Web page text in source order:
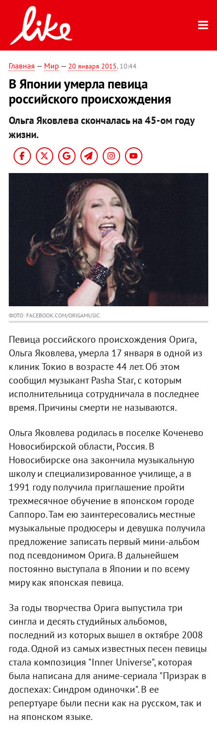
Главная — Мир — 20 января 2015, 10:44
В Японии умерла певица
российского происхождения
Ольга Яковлева скончалась на 45-ом году
жизни.
ФОТО: FACEBOOK.COM/ORIGAMUSIC
Певица российского происхождения Орига,
Ольга Яковлева, умерла 17 января в одной из
клиник Токио в возрасте 44 лет. Об этом
сообщил музыкант Pasha Star, с которым
исполнительница сотрудничала в последнее
время. Причины смерти не называются.
Ольга Яковлева родилась в поселке Коченево
Новосибирской области, Россия. В
Новосибирске она закончила музыкальную
школу и специализированное училище, а в
1991 году получила приглашение пройти
трехмесячное обучение в японском городе
Саппоро. Там ею заинтересовались местные
музыкальные продюсеры и девушка получила
предложение записать первый мини-альбом
под псевдонимом Орига. В дальнейшем
постоянно выступала в Японии и по всему
миру как японская певица.
За годы творчества Орига выпустила три
сингла и десять студийных альбомов,
последний из которых вышел в октябре 2008
года. Одной из самых известных песен певицы
стала композиция "Inner Universe", которая
была написана для аниме-сериала "Призрак в
доспехах: Синдром одиночки". В ее
репертуаре были песни как на русском, так и
на японском языке.